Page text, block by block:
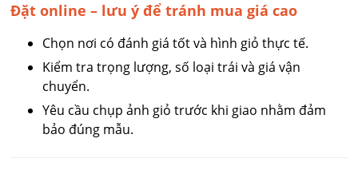
Đặt online – lưu ý để tránh mua giá cao
Chọn nơi có đánh giá tốt và hình giỏ thực tế.
Kiểm tra trọng lượng, số loại trái và giá vận
chuyển.
Yêu cầu chụp ảnh giỏ trước khi giao nhằm đảm
bảo đúng mẫu.